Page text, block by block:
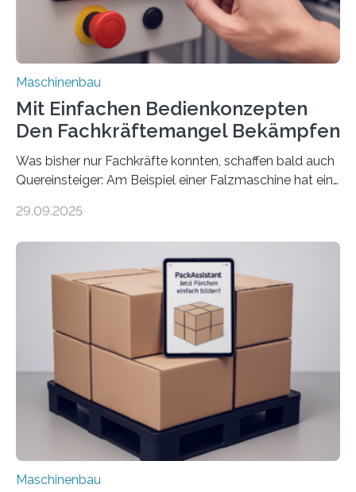
Maschinenbau
Mit Einfachen Bedienkonzepten
Den Fachkräftemangel Bekämpfen
Was bisher nur Fachkräfte konnten, schaffen bald auch
Quereinsteiger: Am Beispiel einer Falzmaschine hat ein
Mensch-Maschine-Schnittstelle so sehr vereinfacht,
Die zugrunde liegende Methodik lässt sich auf alle
anderen Maschinen übertragen. Eine Falzmaschine
umzurüsten ist ein Job für echte Profis. Eine solche
Maschine faltet in Druckereien Broschüren, Prospekte,
Landkarten und vieles mehr – mehrere Zehntausend
Exemplare pro Stunde. Je nach Maschinentyp und
Auftrag kann das Umrüsten…
29.09.2025
Maschinenbau